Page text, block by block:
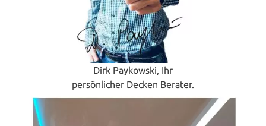
Dirk Paykowski, Ihr
persönlicher Decken Berater.